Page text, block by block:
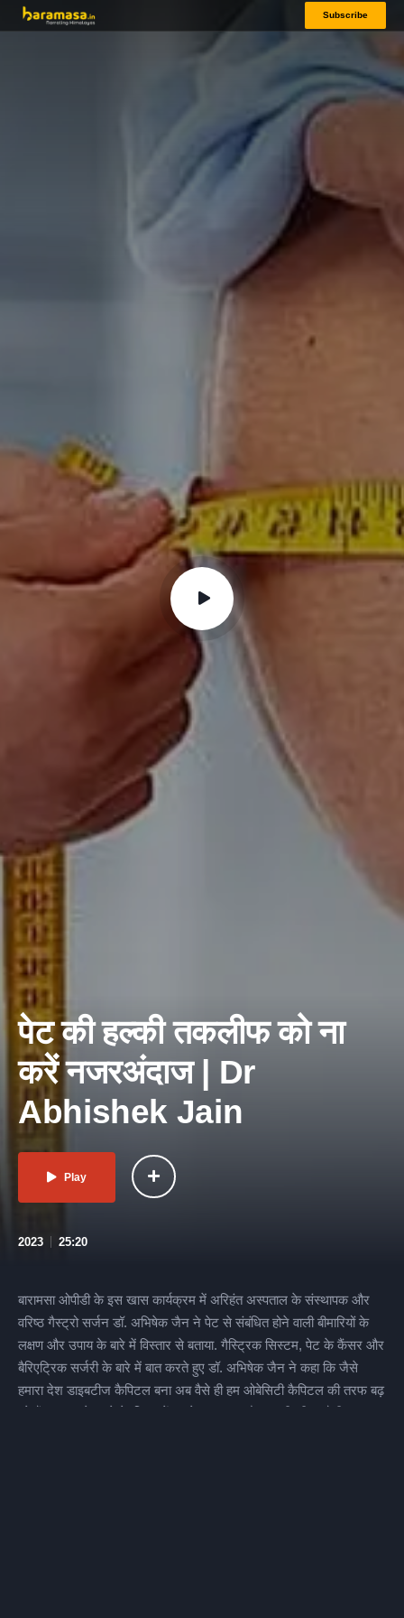
Subscribe
पेट की हल्की तकलीफ को ना
करें नजरअंदाज | Dr
Abhishek Jain
Play
2023 25:20
बारामसा ओपीडी के इस खास कार्यक्रम में अरिहंत अस्पताल के संस्थापक और
वरिष्ठ गैस्ट्रो सर्जन डॉ. अभिषेक जैन ने पेट से संबंधित होने वाली बीमारियों के
लक्षण और उपाय के बारे में विस्तार से बताया. गैस्ट्रिक सिस्टम, पेट के कैंसर और
बैरिएट्रिक सर्जरी के बारे में बात करते हुए डॉ. अभिषेक जैन ने कहा कि जैसे
हमारा देश डाइबटीज कैपिटल बना अब वैसे ही हम ओबेसिटी कैपिटल की तरफ बढ़